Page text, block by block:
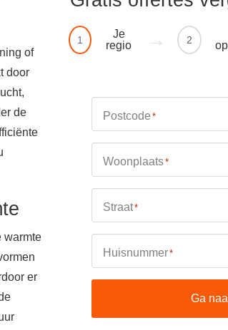
of
door
de
warmte
er
1
Je
regio
2
Postcode *
Woonplaats*
Straat*
Huisnummer*
Ga